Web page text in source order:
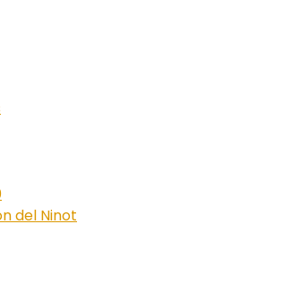
del Ninot